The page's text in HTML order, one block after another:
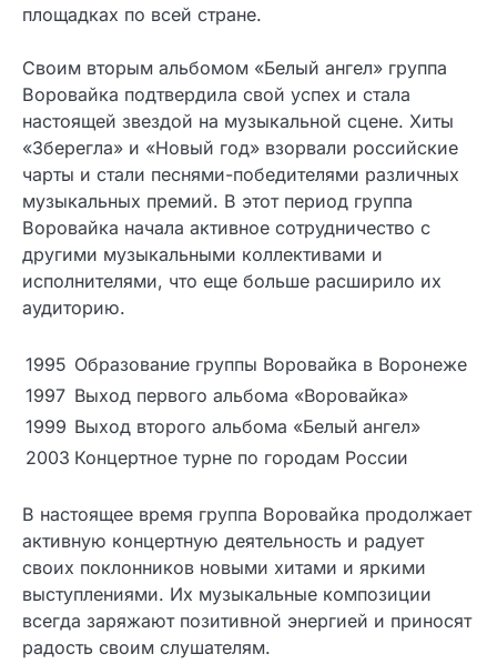
площадках по всей стране.
Своим вторым альбомом «Белый ангел» группа
Воровайка подтвердила свой успех и стала
настоящей звездой на музыкальной сцене. Хиты
«Зберегла» и «Новый год» взорвали российские
чарты и стали песнями-победителями различных
музыкальных премий. В этот период группа
Воровайка начала активное сотрудничество с
другими музыкальными коллективами и
исполнителями, что еще больше расширило их
аудиторию.
1995 Образование группы Воровайка в Воронеже
1997 Выход первого альбома «Воровайка»
1999 Выход второго альбома «Белый ангел»
2003 Концертное турне по городам России
В настоящее время группа Воровайка продолжает
активную концертную деятельность и радует
своих поклонников новыми хитами и яркими
выступлениями. Их музыкальные композиции
всегда заряжают позитивной энергией и приносят
радость своим слушателям.